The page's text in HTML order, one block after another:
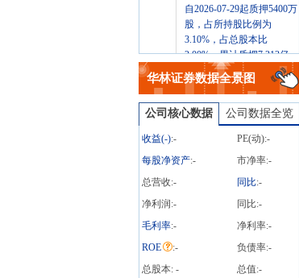
自2026-07-29起质押5400万
股，占所持股比例为
3.10%，占总股本比
2.00%，累计质押7.313亿
股，占所持股比例为
42.02%，占总股本比
27.09%
2026
2026年07月31日发布《华
林证券:关于控股股东部分
华林证券数据全景图
公司核心数据 公司数据全览
收益(-):- PE(动):-
每股净资产:- 市净率:-
总营收:- 同比:-
净利润:- 同比:-
毛利率:- 净利率:-
ROE
:- 负债率:-
总股本: - 总值:-